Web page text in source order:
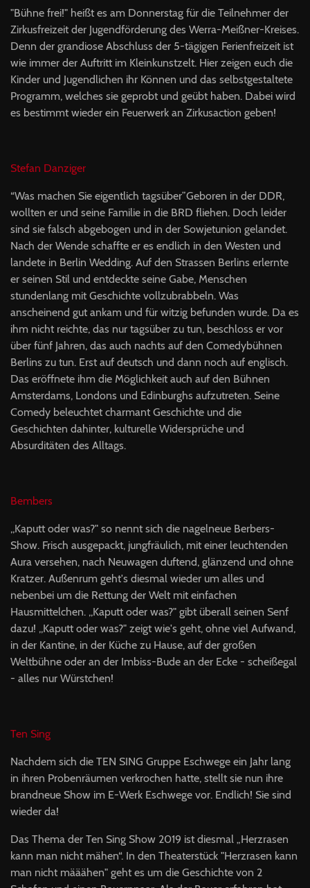
"Bühne frei!" heißt es am Donnerstag für die Teilnehmer der
Zirkusfreizeit der Jugendförderung des Werra-Meißner-Kreises.
Denn der grandiose Abschluss der 5-tägigen Ferienfreizeit ist
wie immer der Auftritt im Kleinkunstzelt. Hier zeigen euch die
Kinder und Jugendlichen ihr Können und das selbstgestaltete
Programm, welches sie geprobt und geübt haben. Dabei wird
es bestimmt wieder ein Feuerwerk an Zirkusaction geben!
Stefan Danziger
“Was machen Sie eigentlich tagsüber”Geboren in der DDR,
wollten er und seine Familie in die BRD fliehen. Doch leider
sind sie falsch abgebogen und in der Sowjetunion gelandet.
Nach der Wende schaffte er es endlich in den Westen und
landete in Berlin Wedding. Auf den Strassen Berlins erlernte
er seinen Stil und entdeckte seine Gabe, Menschen
stundenlang mit Geschichte vollzubrabbeln. Was
anscheinend gut ankam und für witzig befunden wurde. Da es
ihm nicht reichte, das nur tagsüber zu tun, beschloss er vor
über fünf Jahren, das auch nachts auf den Comedybühnen
Berlins zu tun. Erst auf deutsch und dann noch auf englisch.
Das eröffnete ihm die Möglichkeit auch auf den Bühnen
Amsterdams, Londons und Edinburghs aufzutreten. Seine
Comedy beleuchtet charmant Geschichte und die
Geschichten dahinter, kulturelle Widersprüche und
Absurditäten des Alltags.
Bembers
,,Kaputt oder was?" so nennt sich die nagelneue Berbers-
Show. Frisch ausgepackt, jungfräulich, mit einer leuchtenden
Aura versehen, nach Neuwagen duftend, glänzend und ohne
Kratzer. Außenrum geht's diesmal wieder um alles und
nebenbei um die Rettung der Welt mit einfachen
Hausmittelchen. ,,Kaputt oder was?" gibt überall seinen Senf
dazu! ,,Kaputt oder was?" zeigt wie's geht, ohne viel Aufwand,
in der Kantine, in der Küche zu Hause, auf der großen
Weltbühne oder an der Imbiss-Bude an der Ecke - scheißegal
- alles nur Würstchen!
Ten Sing
Nachdem sich die TEN SING Gruppe Eschwege ein Jahr lang
in ihren Probenräumen verkrochen hatte, stellt sie nun ihre
brandneue Show im E-Werk Eschwege vor. Endlich! Sie sind
wieder da!
Das Thema der Ten Sing Show 2019 ist diesmal „Herzrasen
kann man nicht mähen“. In den Theaterstück "Herzrasen kann
man nicht määähen" geht es um die Geschichte von 2